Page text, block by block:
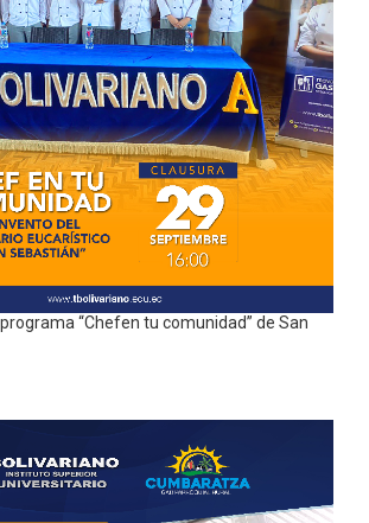
“Chefen tu comunidad” de San